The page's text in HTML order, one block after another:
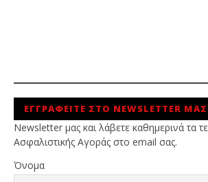
ΕΓΓΡΑΦΕΙΤΕ ΣΤΟ NEWSLETTER ΜΑΣ
Newsletter μας και λάβετε καθημερινά τα
Ασφαλιστικής Αγοράς στο email σας.
Όνομα